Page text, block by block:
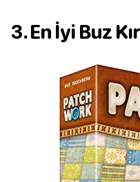
3. En İyi Buz